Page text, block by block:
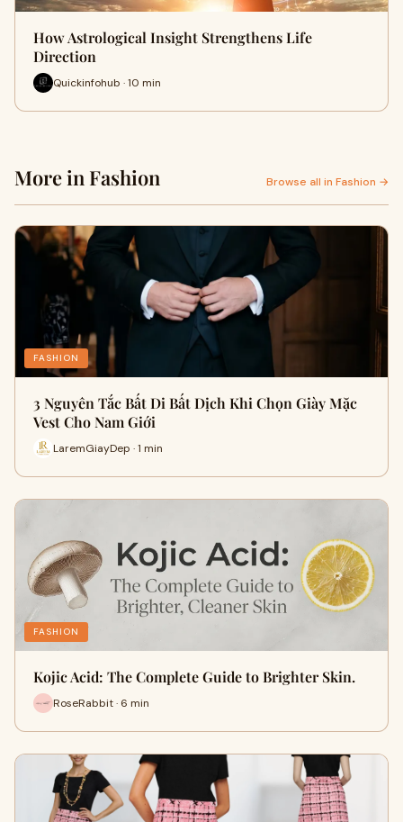
How Astrological Insight Strengthens Life
Direction
Quickinfohub · 10 min
More in Fashion Browse all in Fashion →
FASHION
3 Nguyên Tắc Bất Di Bất Dịch Khi Chọn Giày Mặc
Vest Cho Nam Giới
LaremGiayDep · 1 min
FASHION
Kojic Acid: The Complete Guide to Brighter Skin.
RoseRabbit · 6 min